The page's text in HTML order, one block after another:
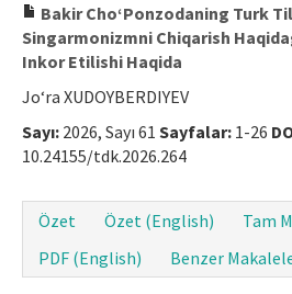
Bakir Cho‘Ponzodaning Turk
Singarmonizmni Chiqarish
Inkor Etilishi Haqida
Jo‘ra XUDOYBERDIYEV
Sayı: 2026, Sayı 61 Sayfalar: 1-26
10.24155/tdk.2026.264
Özet
Özet (English)
Tam
PDF (English)
Benzer